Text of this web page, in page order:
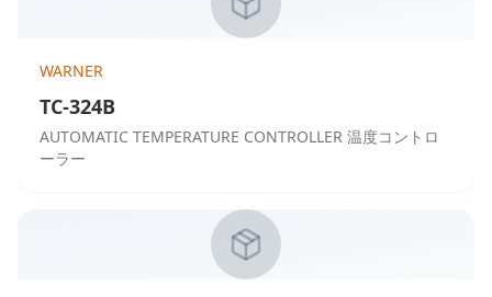
WARNER
TC-324B
AUTOMATIC TEMPERATURE CONTROLLER 温度コントロ
ーラー